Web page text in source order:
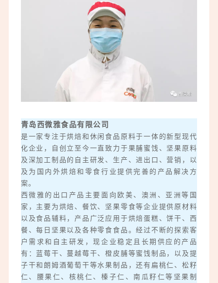
青岛西微雅食品有限公司
是一家专注于烘焙和休闲食品原料于一体的新型现代
化企业，自创立至今一直致力于果脯蜜饯、坚果原料
及深加工制品的自主研发、生产、进出口、营销，以
及为国内外烘焙和零食行业提供完善的产品解决方
案。
西微雅的出口产品主要面向欧美、澳洲、亚洲等国
家，主要为烘焙、餐饮、坚果零食等企业提供原材料
以及食品辅料，产品广泛应用于烘焙蛋糕、饼干、西
餐、每日坚果以及各种零食食品。经过不断的探索客
户需求和自主研发，现企业稳定且长期供应的产品
有：蓝莓干、蔓越莓干、橙皮脯等蜜饯制品，以及提
子干和朗姆酒葡萄干等水果制品，还有扁桃仁、松籽
仁、腰果仁、核桃仁、榛子仁、南瓜籽仁等坚果制